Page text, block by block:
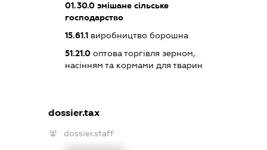
01.30.0 змішане сільське
господарство
15.61.1 виробництво борошна
51.21.0 оптова торгівля зерном,
насінням та кормами для тварин
dossier.tax
dossier.staff